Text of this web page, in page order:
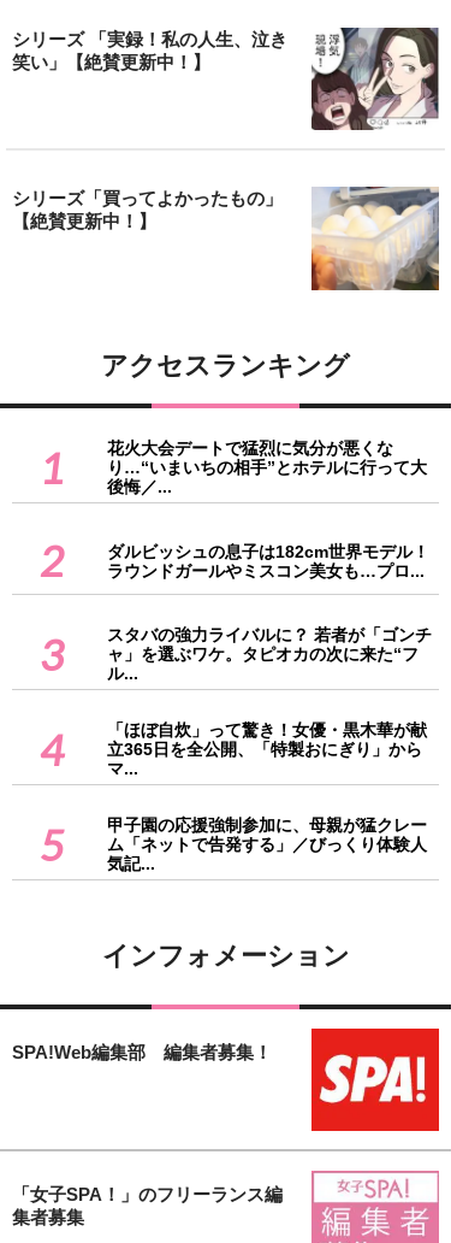
シリーズ 「実録！私の人生、泣き
笑い」【絶賛更新中！】
シリーズ「買ってよかったもの」
【絶賛更新中！】
アクセスランキング
1
花火大会デートで猛烈に気分が悪くな
り…“いまいちの相手”とホテルに行って大
後悔／...
2
ダルビッシュの息子は182cm世界モデル！
ラウンドガールやミスコン美女も…プロ...
3
スタバの強力ライバルに？ 若者が「ゴンチ
ャ」を選ぶワケ。タピオカの次に来た“フ
ル...
4
「ほぼ自炊」って驚き！女優・黒木華が献
立365日を全公開、「特製おにぎり」から
マ...
5
甲子園の応援強制参加に、母親が猛クレー
ム「ネットで告発する」／びっくり体験人
気記...
インフォメーション
SPA!Web編集部 編集者募集！
「女子SPA！」のフリーランス編
集者募集